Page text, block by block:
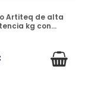
Artiteq de alta
kg con...